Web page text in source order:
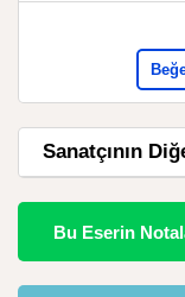
Sanatçının
Bu Eserin